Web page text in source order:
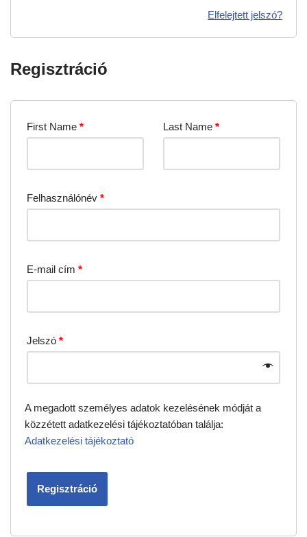
Elfelejtett jelszó?
Regisztráció
First Name * Last Name*
Felhasználónév *
E-mail cím *
Jelszó *
A megadott személyes adatok kezelésének módját a
közzétett adatkezelési tájékoztatóban találja:
Adatkezelési tájékoztató
Regisztráció